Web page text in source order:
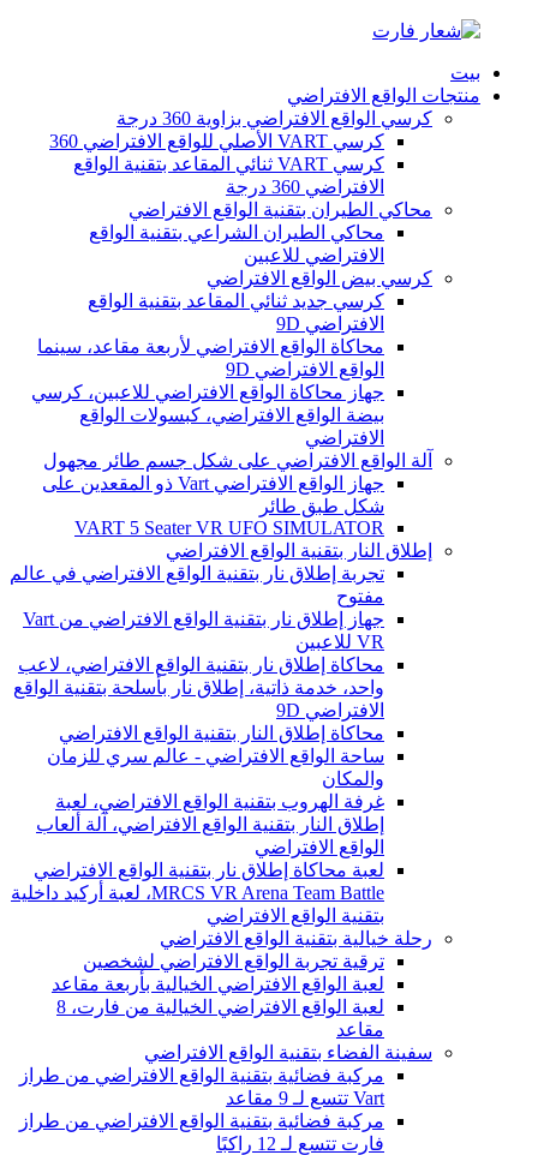
بيت
منتجات الواقع الافتراضي
كرسي الواقع الافتراضي بزاوية 360 درجة
كرسي VART الأصلي للواقع الافتراضي 360
كرسي VART ثنائي المقاعد بتقنية الواقع
الافتراضي 360 درجة
محاكي الطيران بتقنية الواقع الافتراضي
محاكي الطيران الشراعي بتقنية الواقع
الافتراضي للاعبين
كرسي بيض الواقع الافتراضي
كرسي جديد ثنائي المقاعد بتقنية الواقع
الافتراضي 9D
محاكاة الواقع الافتراضي لأربعة مقاعد، سينما
الواقع الافتراضي 9D
جهاز محاكاة الواقع الافتراضي للاعبين، كرسي
بيضة الواقع الافتراضي، كبسولات الواقع
الافتراضي
آلة الواقع الافتراضي على شكل جسم طائر مجهول
جهاز الواقع الافتراضي Vart ذو المقعدين على
شكل طبق طائر
VART 5 Seater VR UFO SIMULATOR
إطلاق النار بتقنية الواقع الافتراضي
تجربة إطلاق نار بتقنية الواقع الافتراضي في عالم
مفتوح
جهاز إطلاق نار بتقنية الواقع الافتراضي من Vart
VR للاعبين
محاكاة إطلاق نار بتقنية الواقع الافتراضي، لاعب
واحد، خدمة ذاتية، إطلاق نار بأسلحة بتقنية الواقع
الافتراضي 9D
محاكاة إطلاق النار بتقنية الواقع الافتراضي
ساحة الواقع الافتراضي - عالم سري للزمان
والمكان
غرفة الهروب بتقنية الواقع الافتراضي، لعبة
إطلاق النار بتقنية الواقع الافتراضي، آلة ألعاب
الواقع الافتراضي
لعبة محاكاة إطلاق نار بتقنية الواقع الافتراضي
MRCS VR Arena Team Battle، لعبة أركيد داخلية
بتقنية الواقع الافتراضي
رحلة خيالية بتقنية الواقع الافتراضي
ترقية تجربة الواقع الافتراضي لشخصين
لعبة الواقع الافتراضي الخيالية بأربعة مقاعد
لعبة الواقع الافتراضي الخيالية من فارت، 8
مقاعد
سفينة الفضاء بتقنية الواقع الافتراضي
مركبة فضائية بتقنية الواقع الافتراضي من طراز
Vart تتسع لـ 9 مقاعد
مركبة فضائية بتقنية الواقع الافتراضي من طراز
فارت تتسع لـ 12 راكبًا